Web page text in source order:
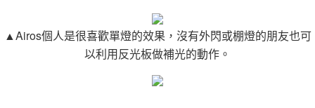
▲Airos個人是很喜歡單燈的效果，沒有外閃或棚燈的朋友也可
以利用反光板做補光的動作。